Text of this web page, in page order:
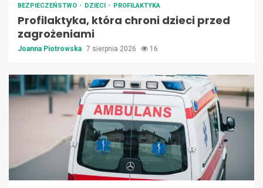
BEZPIECZEŃSTWO DZIECI PROFILAKTYKA
Profilaktyka, która chroni dzieci przed
zagrożeniami
Joanna Piotrowska 7 sierpnia 2026 16